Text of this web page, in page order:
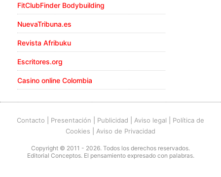
FitClubFinder Bodybuilding
NuevaTribuna.es
Revista Afribuku
Escritores.org
Casino online Colombia
Contacto Presentación Publicidad Aviso legal
Política de
Cookies
Aviso de Privacidad
Copyright © 2011 - 2026. Todos los derechos reservados.
Editorial Conceptos. El pensamiento expresado con palabras.